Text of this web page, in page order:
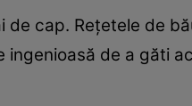
de cap. Reţetele de
de a găti